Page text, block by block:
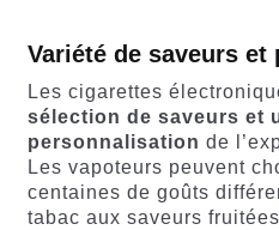
Variété de saveurs
Les cigarettes
sélection de saveurs et
personnalisation de
Les vapoteurs peuvent
centaines de goûts
tabac aux saveurs